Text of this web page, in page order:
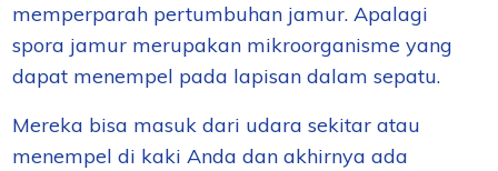
memperparah pertumbuhan jamur. Apalagi
spora jamur merupakan mikroorganisme yang
dapat menempel pada lapisan dalam sepatu.
Mereka bisa masuk dari udara sekitar atau
menempel di kaki Anda dan akhirnyaada